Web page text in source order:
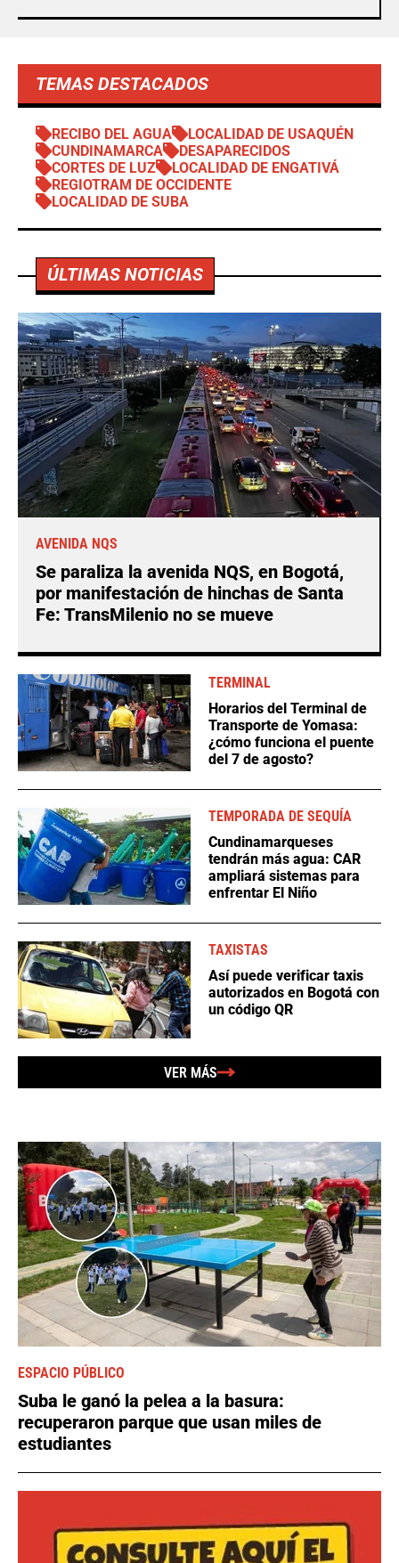
TEMAS DESTACADOS
RECIBO DEL AGUA
LOCALIDAD DE USAQUÉN
CUNDINAMARCA
DESAPARECIDOS
CORTES DE LUZ
LOCALIDAD DE ENGATIVÁ
REGIOTRAM DE OCCIDENTE
LOCALIDAD DE SUBA
ÚLTIMAS NOTICIAS
AVENIDA NQS
Se paraliza la avenida NQS, en Bogotá,
por manifestación de hinchas de Santa
Fe: TransMilenio no se mueve
TERMINAL
Horarios del Terminal de
Transporte de Yomasa:
¿cómo funciona el puente
del 7 de agosto?
TEMPORADA DE SEQUÍA
Cundinamarqueses
tendrán más agua: CAR
ampliará sistemas para
enfrentar El Niño
TAXISTAS
Así puede verificar taxis
autorizados en Bogotá con
un código QR
VER MÁS
ESPACIO PÚBLICO
Suba le ganó la pelea a la basura:
recuperaron parque que usan miles de
estudiantes